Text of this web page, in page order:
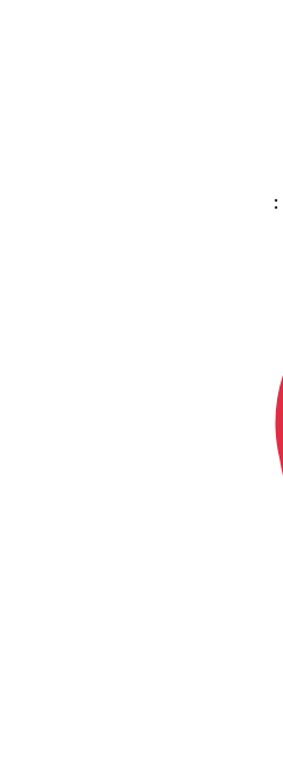
: